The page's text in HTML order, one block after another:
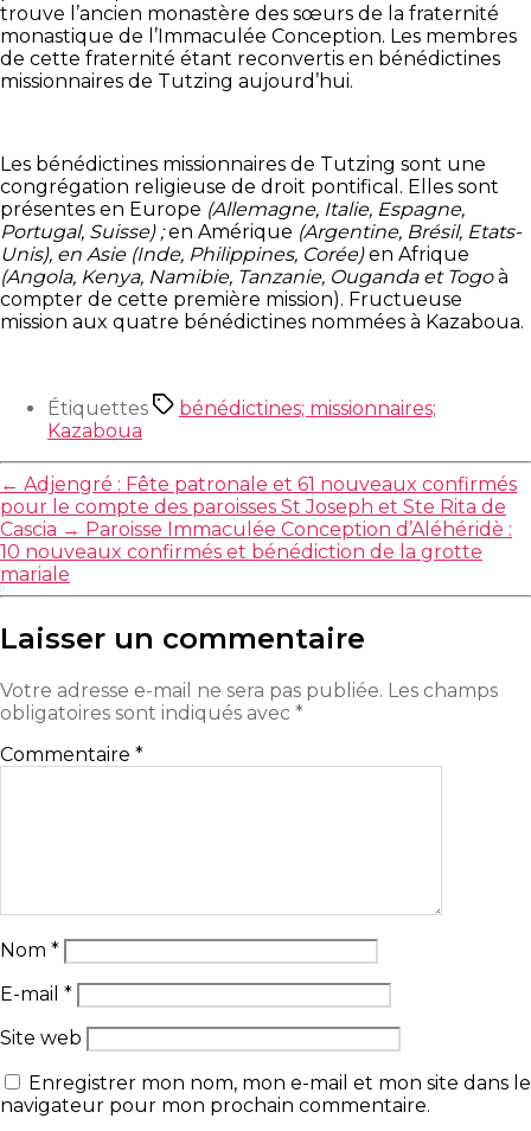
trouve l’ancien monastère des sœurs de la fraternité
monastique de l’Immaculée Conception. Les membres
de cette fraternité étant reconvertis en bénédictines
missionnaires de Tutzing aujourd’hui.
Les bénédictines missionnaires de Tutzing sont une
congrégation religieuse de droit pontifical. Elles sont
présentes en Europe (Allemagne, Italie, Espagne,
Portugal, Suisse) ;en Amérique (Argentine, Brésil, Etats-
Unis), en Asie (Inde, Philippines, Corée)en Afrique
(Angola, Kenya, Namibie, Tanzanie, Ouganda et Togoà
compter de cette première mission). Fructueuse
mission aux quatre bénédictines nommées à Kazaboua.
Étiquettes
bénédictines; missionnaires;
Kazaboua
← Adjengré : Fête patronale et 61 nouveaux confirmés
pour le compte des paroisses St Joseph et Ste Rita de
Cascia → Paroisse Immaculée Conception d’Aléhéridè :
10 nouveaux confirmés et bénédiction de la grotte
mariale
Laisser un commentaire
Votre adresse e-mail ne sera pas publiée. Les champs
obligatoires sont indiqués avec *
Commentaire *
Nom *
E-mail *
Site web
Enregistrer mon nom, mon e-mail et mon site dans le
navigateur pour mon prochain commentaire.